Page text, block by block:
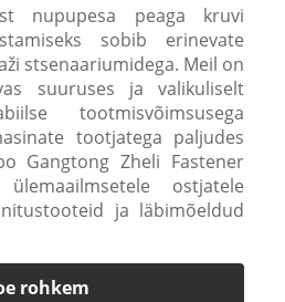
nupupesa peaga kruvi
sobib erinevate
stsenaariumidega. Meil on
suuruses ja valikuliselt
tootmisvõimsusega
tootjatega paljudes
Gangtong Zheli Fastener
ostjatele
ja läbimõeldud
rohkem